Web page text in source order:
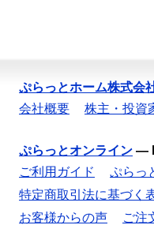
ぷらっとホーム株式会
会社概要
株主・投資
ぷらっとオンライン —
ご利用ガイド
ぷらっ
特定商取引法に基づく
お客様からの声
ご注